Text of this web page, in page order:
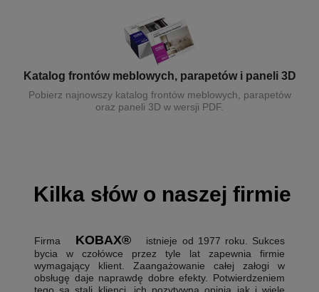
Katalog frontów meblowych, parapetów i paneli 3D
Pobierz najnowszy katalog frontów meblowych, parapetów
oraz paneli 3D w wersji PDF.
Kilka słów o naszej firmie
Firma KOBAX®
istnieje od 1977 roku. Sukces
bycia w czołówce przez tyle lat zapewnia firmie
wymagający klient. Zaangażowanie całej załogi w
obsługę daje naprawdę dobre efekty. Potwierdzeniem